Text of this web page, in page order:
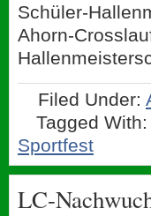
Schüler-
Ahorn-
Filed Under:
Tagged With:
Sportfest
LC-